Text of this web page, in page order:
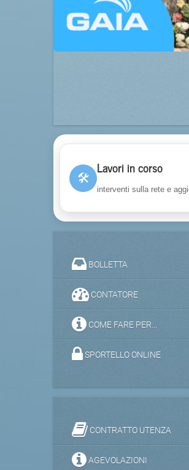
🛠
Lavori in corso
interventi sulla rete e
BOLLETTA
CONTATORE
COME FARE PER...
SPORTELLO ONLINE
CONTRATTO UTENZA
AGEVOLAZIONI